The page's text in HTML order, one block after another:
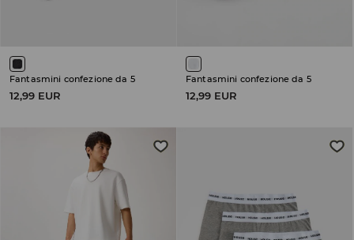
Fantasmini confezione da 5
12,99 EUR
Fantasmini confezione da 5
12,99 EUR